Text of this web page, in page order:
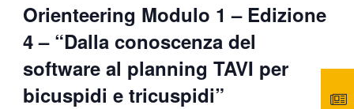
Orienteering Modulo 1 – Edizione
4 – “Dalla conoscenza del
software al planning TAVI per
bicuspidi e tricuspidi”